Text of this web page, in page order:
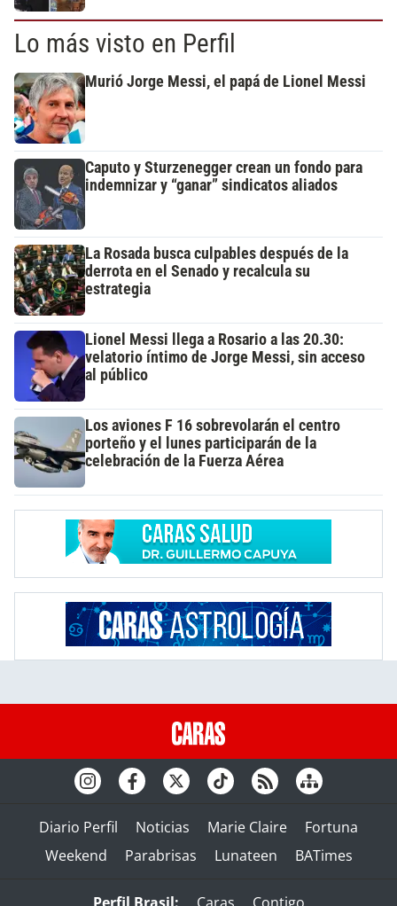
Lo más visto en Perfil
Murió Jorge Messi, el papá de Lionel Messi
Caputo y Sturzenegger crean un fondo para
indemnizar y “ganar” sindicatos aliados
La Rosada busca culpables después de la
derrota en el Senado y recalcula su
estrategia
Lionel Messi llega a Rosario a las 20.30:
velatorio íntimo de Jorge Messi, sin acceso
al público
Los aviones F 16 sobrevolarán el centro
porteño y el lunes participarán de la
celebración de la Fuerza Aérea
Diario Perfil Noticias Marie Claire
Fortuna
Weekend
Parabrisas Lunateen BATimes